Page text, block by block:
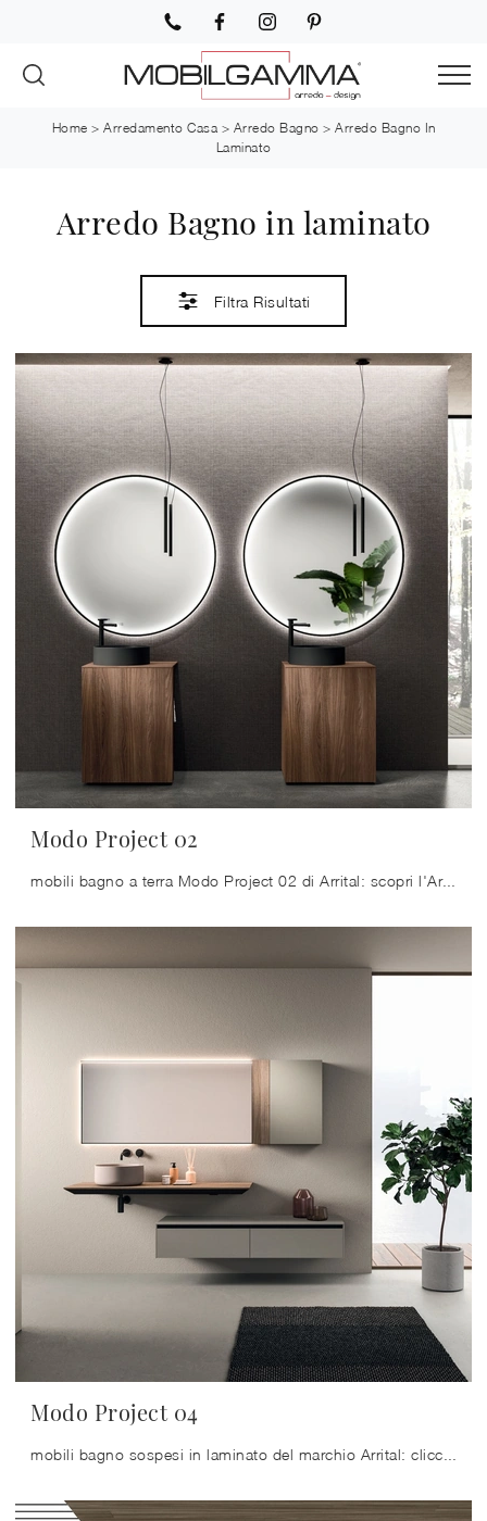
Home > Arredamento Casa > Arredo Bagno > Arredo Bagno In
Laminato
Arredo Bagno in laminato
Filtra Risultati
Modo Project 02
mobili bagno a terra Modo Project 02 di Arrital: scopri l'Arredo Bagno in laminato moderno e arreda il bagno di casa.
Modo Project 04